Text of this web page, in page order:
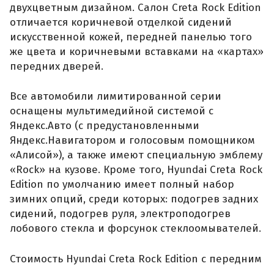
двухцветным дизайном. Салон Creta Rock Edition
отличается коричневой отделкой сидений
искусственной кожей, передней панелью того
же цвета и коричневыми вставками на «картах»
передних дверей.
Все автомобили лимитированной серии
оснащены мультимедийной системой с
Яндекс.Авто (с предустановленными
Яндекс.Навигатором и голосовым помощником
«Алисой»), а также имеют специальную эмблему
«Rock» на кузове. Кроме того, Hyundai Creta Rock
Edition по умолчанию имеет полный набор
зимних опций, среди которых: подогрев задних
сидений, подогрев руля, электроподогрев
лобового стекла и форсунок стеклоомывателей.
Стоимость Hyundai Creta Rock Edition с передним